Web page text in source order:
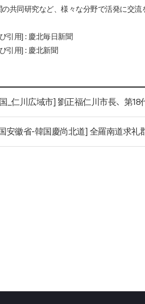
の共同研究など、様々な分野で活発に交流
引用] : 慶北毎日新聞
引用] : 慶北新聞
_仁川広域市] 劉正福仁川市長、第18
安徽省-韓国慶尚北道] 全羅南道求礼